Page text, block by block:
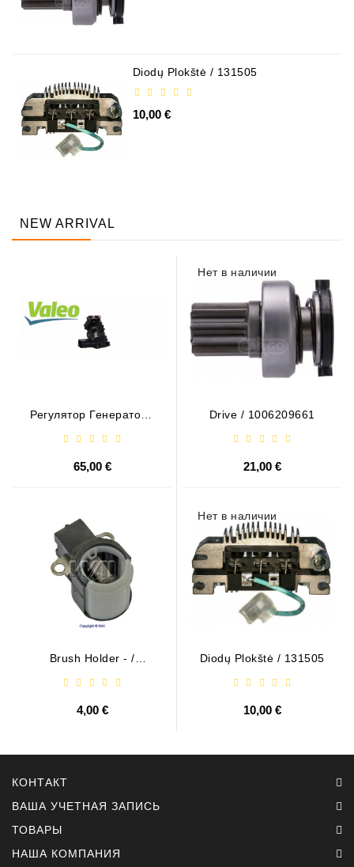
Diodų Plokštė / 131505
10,00 €
NEW ARRIVAL
Регулятор Генератора
65,00 €
Brush Holder - /
4,00 €
Нет в наличии
Drive / 1006209661
21,00 €
Нет в наличии
Diodų Plokštė / 131505
10,00 €
КОНТАКТ
ВАША УЧЕТНАЯ ЗАПИСЬ
ТОВАРЫ
НАША КОМПАНИЯ